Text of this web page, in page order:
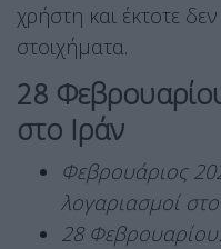
χρήστη και έκτοτε
στοιχήματα.
28
στο Ιράν
Φεβρουάριος
λογαριασμοί
28